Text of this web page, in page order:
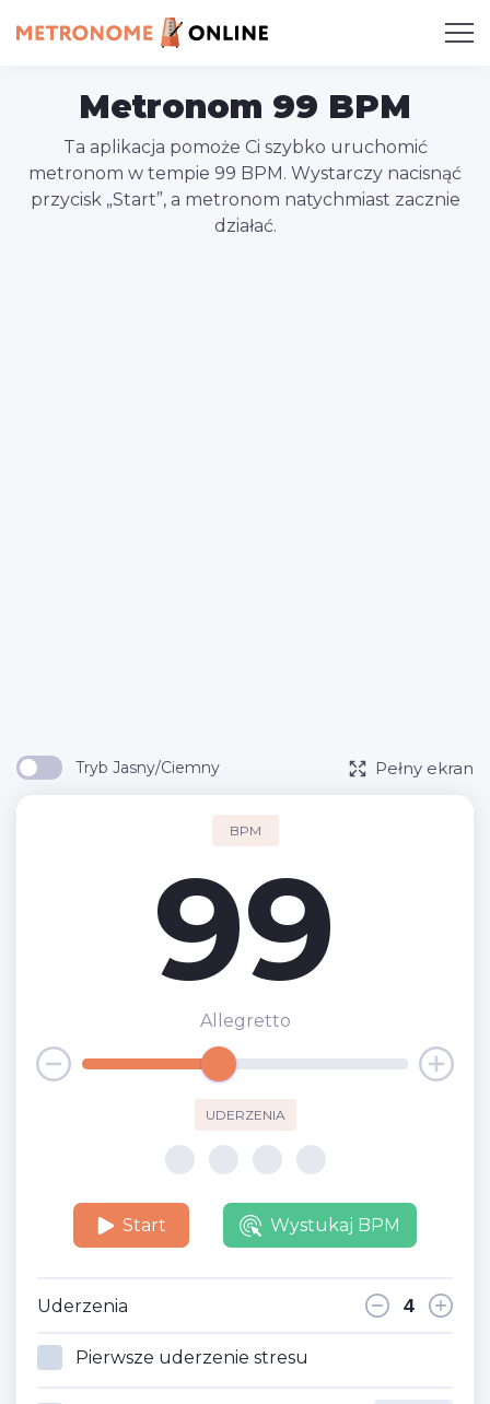
Metronom 99 BPM
Ta aplikacja pomoże Ci szybko uruchomić
metronom w tempie 99 BPM. Wystarczy nacisnąć
przycisk „Start”, a metronom natychmiast zacznie
działać.
Tryb Jasny/Ciemny Pełny ekran
BPM
99
Allegretto
UDERZENIA
Start Wystukaj BPM
Uderzenia
Pierwsze uderzenie stresu